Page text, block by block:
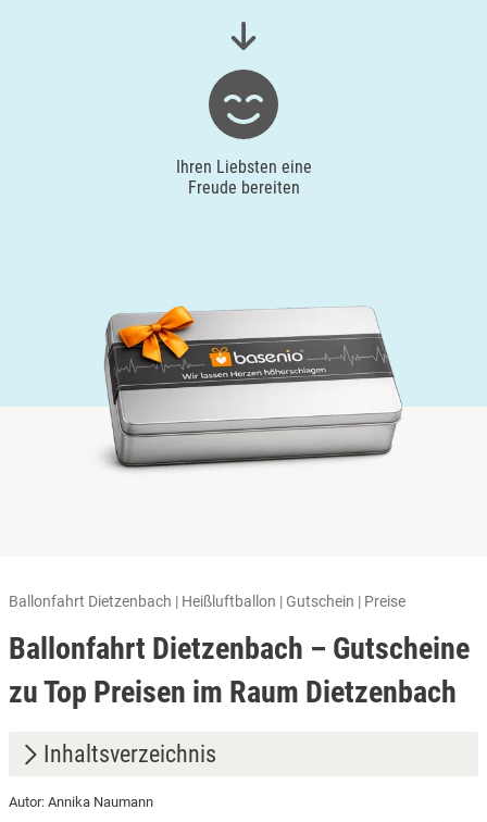
Ihren Liebsten eine
Freude bereiten
Ballonfahrt Dietzenbach | Heißluftballon | Gutschein | Preise
Ballonfahrt Dietzenbach – Gutscheine
zu Top Preisen im Raum Dietzenbach
Inhaltsverzeichnis
1. Rhein-Main-Panorama: Skyline-Blick und Natur pur
Autor: Annika Naumann